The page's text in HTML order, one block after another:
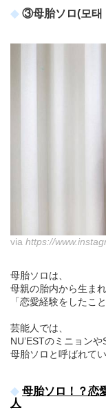
③母胎ソロ(모태
via https://
母胎ソロは、
母親の胎内から生ま
「恋愛経験をしたこ
芸能人では、
NU’ESTのミニョン
母胎ソロと呼ばれてい
母胎ソロ！？恋
人